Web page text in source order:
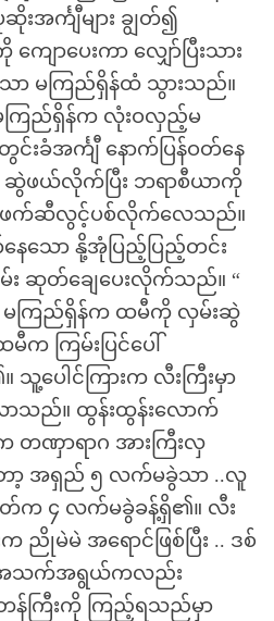
းအင်္ကျီများ ချွတ်၍
ောပေးကာ လျှော်ပြီးသား
ာ မကြည်ရှိန်ထံ သွားသည်။
မကြည်ရှိန်က လုံးဝလှည့်မ
းခံအင်္ကျီ နောက်ပြန်ဝတ်နေ
ဖယ်လိုက်ပြီး ဘရာစီယာကို
က်ဆီလွင့်ပစ်လိုက်လေသည်။
သော နို့အုံပြည့်ပြည့်တင်း
မ်း ဆုတ်ချေပေးလိုက်သည်။ “
မကြည်ရှိန်က ထမီကို လှမ်းဆွဲ
က ကြမ်းပြင်ပေါ်
ပေါင်ကြားက လီးကြီးမှာ
သည်။ ထွန်းထွန်းလောက်
က တဏှာရာဂ အားကြီးလှ
ာ့ အရှည် ၅ လက်မခွဲသာ ..လူ
က ၄ လက်မခွဲခန့်ရှိ၏။ လီး
ညိုမဲမဲ အရောင်ဖြစ်ပြီး .. ဒစ်
အသက်အရွယ်ကလည်း
တန်ကြီးကို ကြည့်ရသည်မှာ